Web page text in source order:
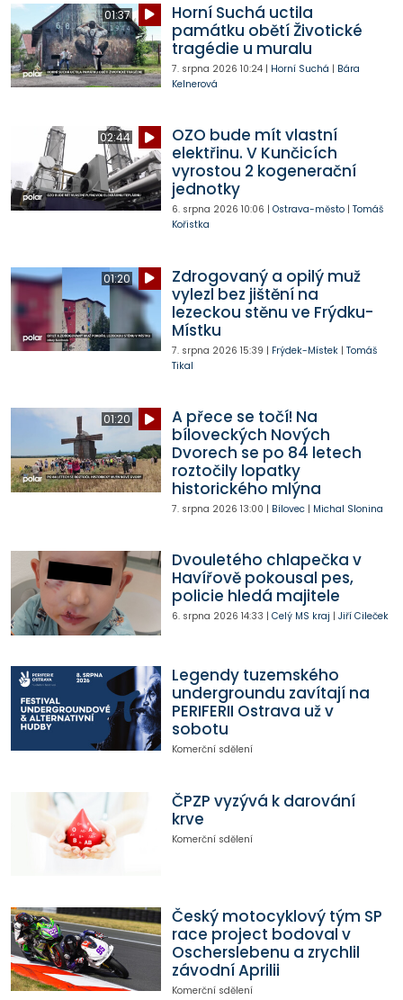
01:37
Horní Suchá uctila
památku obětí Životické
tragédie u muralu
7. srpna 2026 10:24| Horní Suchá | Bára
Kelnerová
02:44
OZO bude mít vlastní
elektřinu. V Kunčicích
vyrostou 2 kogenerační
jednotky
6. srpna 2026 10:06 | Ostrava-město| Tomáš
Kořistka
01:20
Zdrogovaný a opilý muž
vylezl bez jištění na
lezeckou stěnu ve Frýdku-
Místku
7. srpna 2026 15:39 | Frýdek-Místek| Tomáš
Tikal
01:20
A přece se točí! Na
bíloveckých Nových
Dvorech se po 84 letech
roztočily lopatky
historického mlýna
7. srpna 2026 13:00 | Bílovec| Michal Slonina
Dvouletého chlapečka v
Havířově pokousal pes,
policie hledá majitele
6. srpna 2026 14:33 | Celý MS kraj | Jiří Cileček
Legendy tuzemského
undergroundu zavítají na
PERIFERII Ostrava už v
sobotu
Komerční sdělení
ČPZP vyzývá k darování
krve
Komerční sdělení
Český motocyklový tým SP
race project bodoval v
Oscherslebenu a zrychlil
závodní Aprilii
Komerční sdělení